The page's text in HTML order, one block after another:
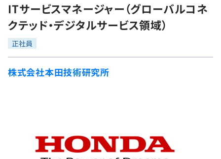
転職成功ガイド
転職エージェント
インタビュー
転職成功ガイド
求人検索
本選考
インターン
インタビュー
学習
問題集
プログラミング言語
ゲーム・マンガ
ITサービスマネージャー（グローバルコネ
クテッド・デジタルサービス領域）
正社員
株式会社本田技術研究所